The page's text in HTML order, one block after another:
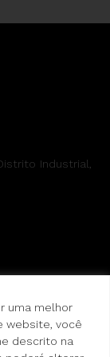
uma melhor
website, você
descrito na
Industrial,